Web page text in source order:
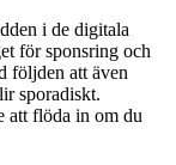
i de digitala
för sponsring och
följden att även
sporadiskt.
att flöda in om du